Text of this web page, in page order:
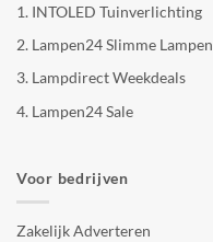
1. INTOLED Tuinverlichting
2. Lampen24 Slimme Lampen
3. Lampdirect Weekdeals
4. Lampen24 Sale
Voor bedrijven
Zakelijk Adverteren